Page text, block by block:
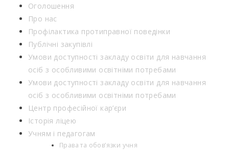
Оголошення
Про нас
Профілактика протиправної поведінки
Публічні закупівлі
Умови доступності закладу освіти для навчання
осіб з особливими освітніми потребами
Умови доступності закладу освіти для навчання
осіб з особливими освітніми потребами
Центр професійної кар’єри
Історія ліцею
Учням і педагогам
Права та обов’язки учня